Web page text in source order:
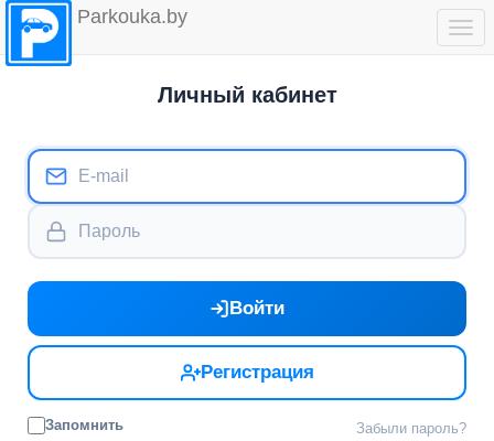
Parkouka.by
Личный кабинет
Войти
Регистрация
Запомнить Забыли пароль?